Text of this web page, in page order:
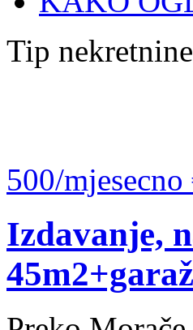
Tip
500/mjesecno
Izdavanje,